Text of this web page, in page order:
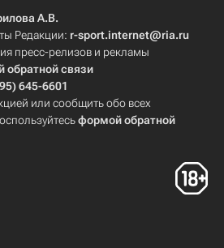
А.В.
Редакции: r-sport.internet@ria.ru
пресс-релизов и рекламы
обратной связи
645-6601
или сообщить обо всех
формой обратной